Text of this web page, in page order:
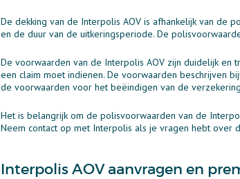
De dekking van de Interpolis AOV is afhankelijk van de
en de duur van de uitkeringsperiode. De
De voorwaarden van de Interpolis AOV zijn duidelijk en
een claim moet indienen. De voorwaarden beschrijven
de voorwaarden voor het beëindigen van de
Het is belangrijk om de polisvoorwaarden van de
Neem contact op met Interpolis als je vragen hebt over
Interpolis AOV aanvragen en